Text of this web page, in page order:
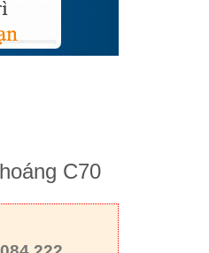
C70